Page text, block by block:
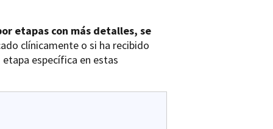
etapas con más detalles, se
clínicamente o si ha recibido
específica en estas